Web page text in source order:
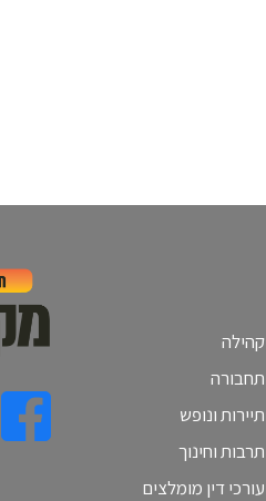
קהילה
תחבורה
תיירות ונופש
תרבות וחינוך
עורכי דין מומלצים